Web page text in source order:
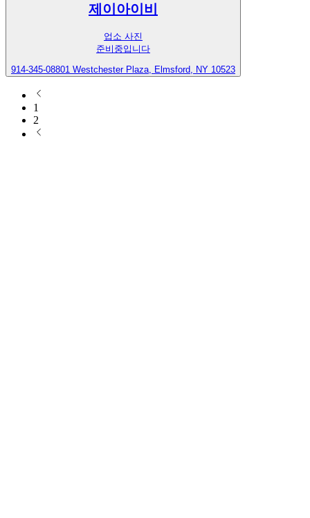
제이아이비
업소 사진
준비중입니다
914-345-08801 Westchester Plaza, Elmsford, NY 10523
1
2